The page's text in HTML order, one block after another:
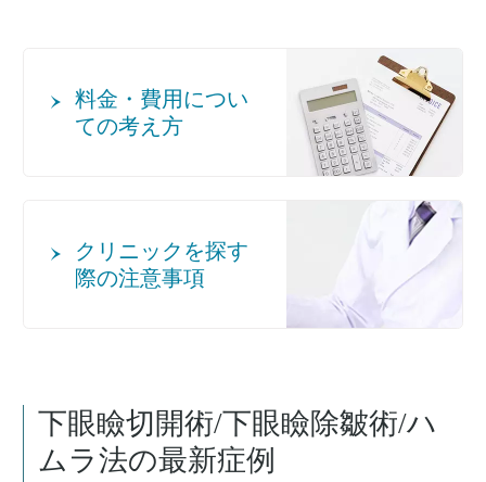
料金・費用につい
ての考え方
クリニックを探す
際の注意事項
下眼瞼切開術/下眼瞼除皺術/ハ
ムラ法の最新症例